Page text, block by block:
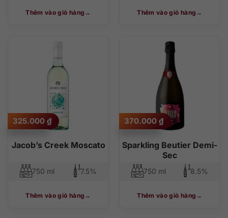
Thêm vào giỏ hàng Thêm vào giỏ hàng
Jacob’s Creek Moscato
325.000 ₫
750 ml 7.5%
Thêm vào giỏ hàng
Sparkling Beutier Demi-
Sec
370.000 ₫
750 ml 8.5%
Thêm vào giỏ hàng